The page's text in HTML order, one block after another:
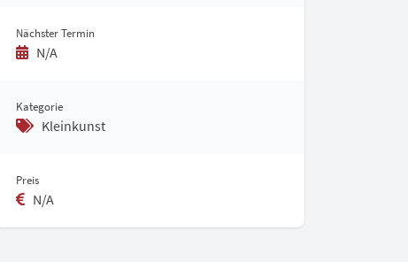
Nächster Termin
N/A
Kategorie
Kleinkunst
Preis
N/A